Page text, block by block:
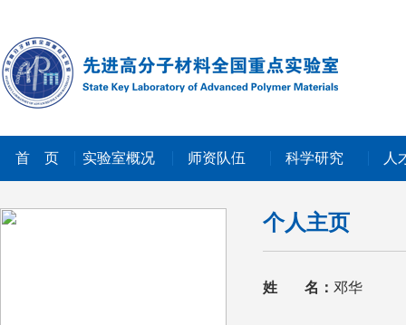
首 页 实验室概况 师资队伍 科学研究 人
个人主页
姓 名： 邓华